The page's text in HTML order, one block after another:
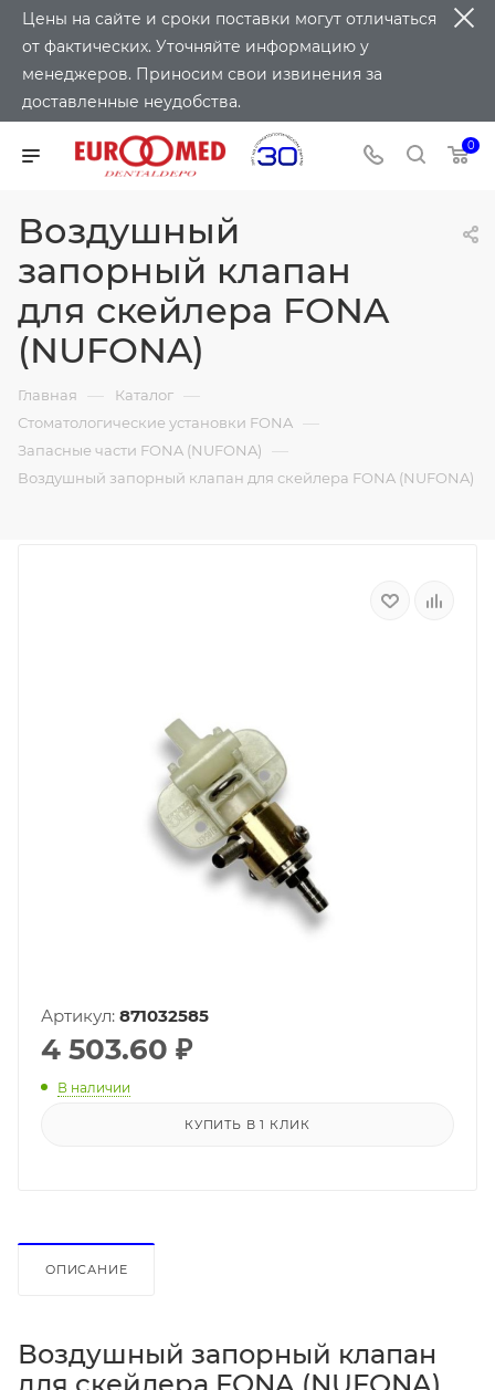
Цены на сайте и сроки поставки могут отличаться
от фактических. Уточняйте информацию у
менеджеров. Приносим свои извинения за
доставленные неудобства.
0
Воздушный
запорный клапан
для скейлера FONA
(NUFONA)
Главная — Каталог —
Стоматологические установки FONA —
Запасные части FONA (NUFONA) —
Воздушный запорный клапан для скейлера FONA (NUFONA)
Артикул: 871032585
4 503.60 ₽
В наличии
КУПИТЬ В 1 КЛИК
ОПИСАНИЕ
Воздушный запорный клапан
для скейлера FONA (NUFONA)